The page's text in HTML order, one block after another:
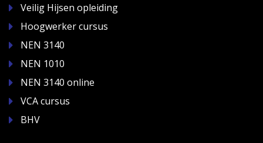
Veilig Hijsen opleiding
Hoogwerker cursus
NEN 3140
NEN 1010
NEN 3140 online
VCA cursus
BHV